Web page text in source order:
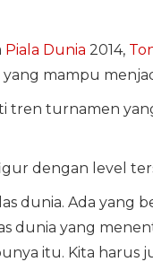
Piala Dunia 2014,
mampu
tren turnamen
dengan level
dunia. Ada yang
dunia yang
itu. Kita harus